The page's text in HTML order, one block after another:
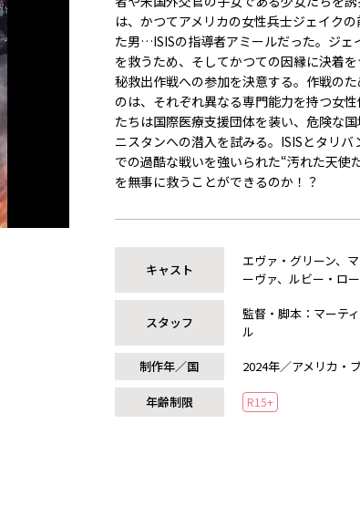
は、かつてアメリカの女性兵士ジェイク
た男…ISISの指導者アミールだった。ジェ
を救うため、そしてかつての因縁に決着
秘救出作戦への参加を決意する。作戦の
のは、それぞれ異なる専門能力を持つ女
たちは国際医療支援団体を装い、危険な
ニスタンへの潜入を試みる。ISISとタリバ
での過酷な戦いを強いられた“汚れた天使
を無事に救うことができるのか！？
キャスト
エヴァ・グリーン、
ーヴァ、ルビー・ロ
スタッフ
監督・脚本：マーテ
ル
制作年／国
2024年／アメリカ・
年齢制限 R15+